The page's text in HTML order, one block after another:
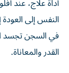
النفس إلى
في السجن تجسد
القدر والمعاناة.